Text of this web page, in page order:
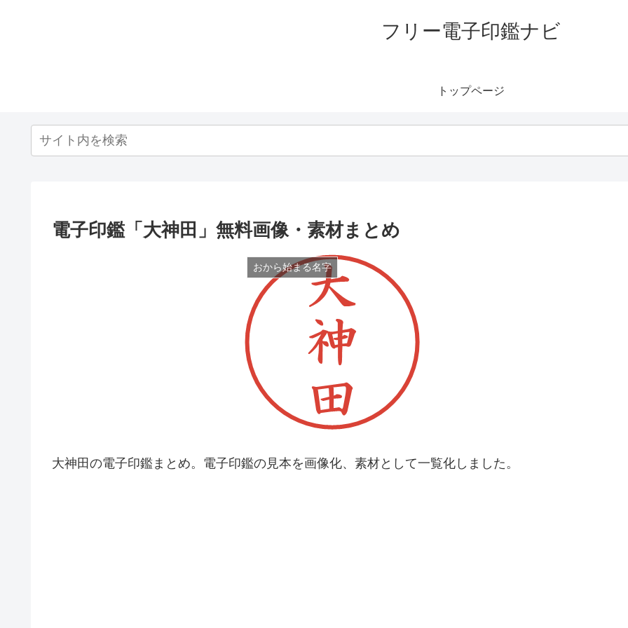
フリー電子印鑑ナビ
トップページ
電子印鑑「大神田」無料画像・素材まとめ
おから始まる名字
大神田の電子印鑑まとめ。電子印鑑の見本を画像化、素材として一覧化しました。